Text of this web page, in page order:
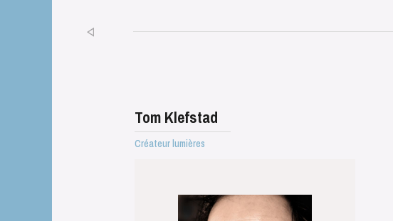
Tom Klefstad
Créateur lumières